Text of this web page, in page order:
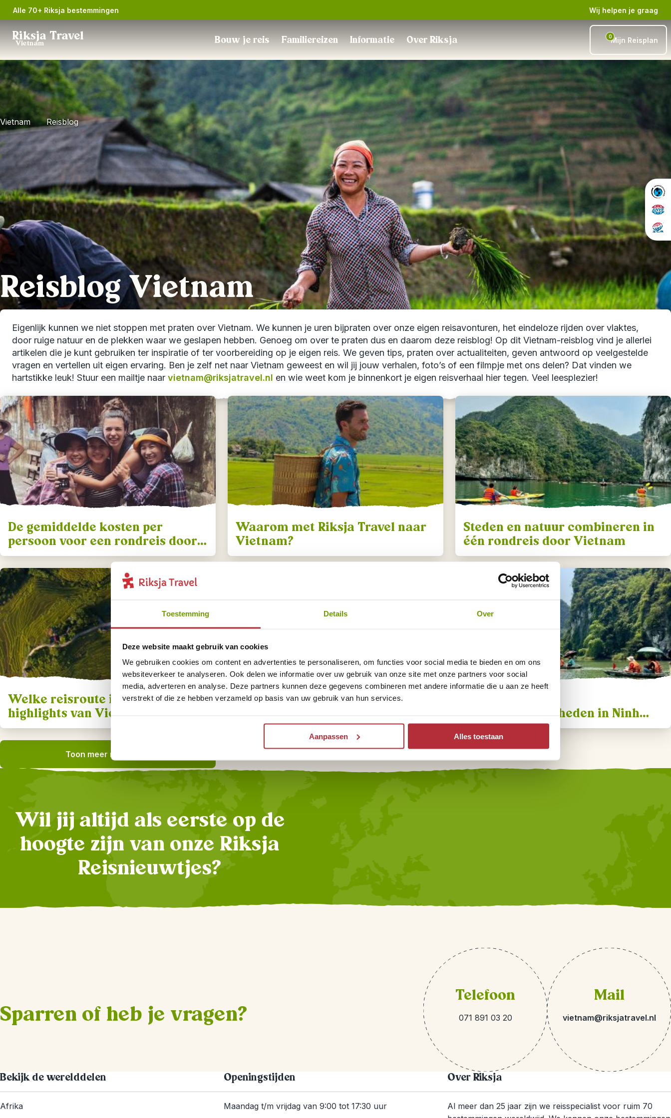
Toestemming Details Over
Deze website maakt gebruik van cookies
We gebruiken cookies om content en advertenties te personaliseren, om functies voor social media te bieden en om ons
websiteverkeer te analyseren. Ook delen we informatie over uw gebruik van onze site met onze partners voor social
media, adverteren en analyse. Deze partners kunnen deze gegevens combineren met andere informatie die u aan ze heeft
verstrekt of die ze hebben verzameld op basis van uw gebruik van hun services.
Aanpassen Alles toestaan
Alle 70+ Riksja bestemmingen Wij helpen je graag
Riksja Travel
Vietnam Bouw je reis Familiereizen Informatie Over Riksja 0Mijn Reisplan
Vietnam Reisblog
Reisblog Vietnam
Eigenlijk kunnen we niet stoppen met praten over Vietnam. We kunnen je uren bijpraten over onze eigen reisavonturen, het eindeloze rijden over vlaktes,
door ruige natuur en de plekken waar we geslapen hebben. Genoeg om over te praten dus en daarom deze reisblog! Op dit Vietnam-reisblog vind je allerlei
artikelen die je kunt gebruiken ter inspiratie of ter voorbereiding op je eigen reis. We geven tips, praten over actualiteiten, geven antwoord op veelgestelde
vragen en vertellen uit eigen ervaring. Ben je zelf net naar Vietnam geweest en wil jij jouw verhalen, foto’s of een filmpje met ons delen? Dat vinden we
hartstikke leuk! Stuur een mailtje naar vietnam@riksjatravel.nl en wie weet kom je binnenkort je eigen reisverhaal hier tegen. Veel leesplezier!
De gemiddelde kosten per
persoon voor een rondreis door
Vietnam
Waarom met Riksja Travel naar
Vietnam?
Steden en natuur combineren in
één rondreis door Vietnam
Welke reisroute is ideaal om de
highlights van Vietnam te zien?
Wat is de beste reistijd voor een
bezienswaardigheden in Ninh
Binh
Toon meer resultaten
Wil jij altijd als eerste op de
hoogte zijn van onze Riksja
Reisnieuwtjes?
Sparren of heb je vragen?
Telefoon
071 891 03 20
Mail
vietnam@riksjatravel.nl
Bekijk de werelddelen
Afrika
Openingstijden
Maandag t/m vrijdag van 9:00 tot 17:30 uur
Over Riksja
Al meer dan 25 jaar zijn we reisspecialist voor ruim 70